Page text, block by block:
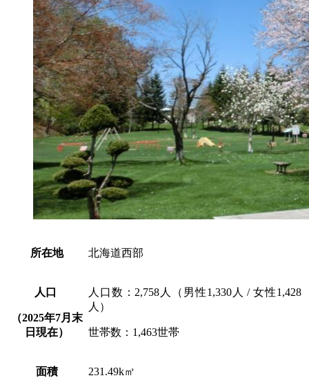
所在地 北海道西部
人口
（2025年7月末
日現在）
人口数：2,758人（男性1,330人 / 女性1,428
人）
世帯数：1,463世帯
面積 231.49k㎡